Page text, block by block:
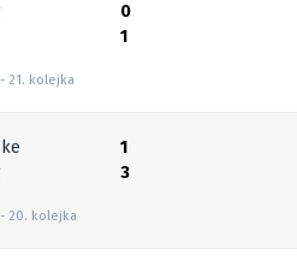
21. kolejka
0
1
20. kolejka
1
3